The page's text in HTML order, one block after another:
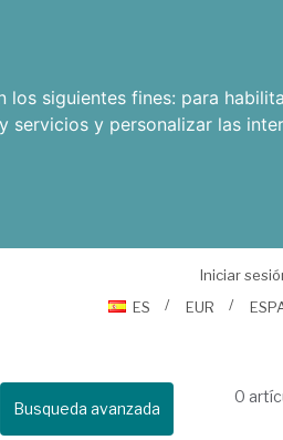
los siguientes fines: para
servicios y personalizar las
Iniciar
ES
EUR
Busqueda avanzada
0